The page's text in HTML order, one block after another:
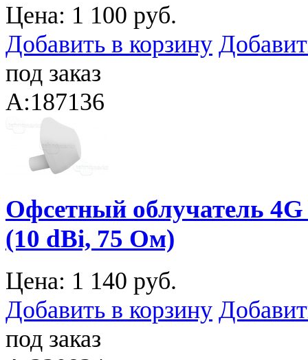
Цена: 1 100 руб.
Добавить в корзину
под заказ
A:187136
Офсетный облучатель
(10 dBi, 75 Ом)
Цена: 1 140 руб.
Добавить в корзину
под заказ